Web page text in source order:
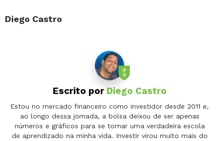
Diego Castro
Escrito por Diego Castro
Estou no mercado financeiro como investidor desde 2011 e,
ao longo dessa jornada, a bolsa deixou de ser apenas
números e gráficos para se tornar uma verdadeira escola
de aprendizado na minha vida. Investir virou muito mais do